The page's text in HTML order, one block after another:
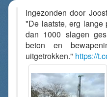
Ingezonden door
"De laatste, erg lange
dan 1000 slagen
beton en
uitgetrokken." https://